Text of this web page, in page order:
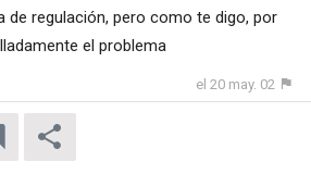
de regulación, pero como te digo, por
el problema
el 20 may. 02